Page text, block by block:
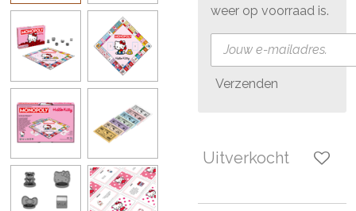
weer op voorraad is.
Verzenden
Uitverkocht